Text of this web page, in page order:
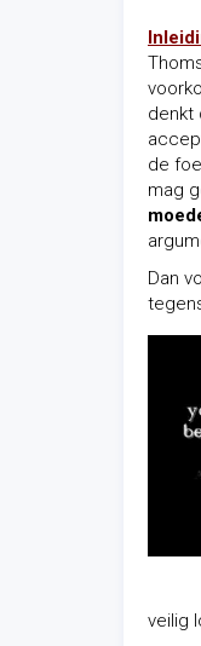
denkt
de
mag
Dan
veilig